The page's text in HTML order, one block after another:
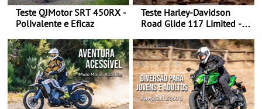
Teste QJMotor SRT 450RX -
Polivalente e Eficaz
Teste Harley-Davidson
Road Glide 117 Limited - A